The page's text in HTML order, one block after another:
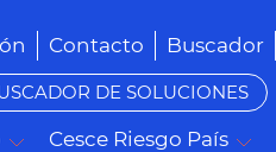
Contacto Buscador
DE SOLUCIONES
Cesce Riesgo País